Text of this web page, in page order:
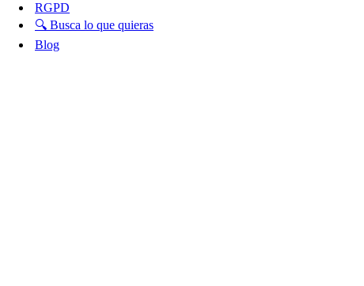
RGPD
🔍 Busca lo que quieras
Blog